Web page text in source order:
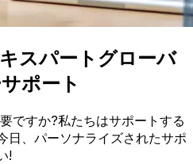
スパートグローバ
ポート
ですか?私たちはサポートする
日、パーソナライズされたサポ
!